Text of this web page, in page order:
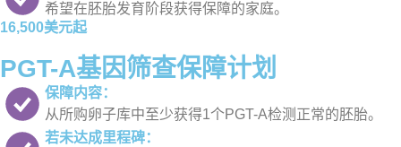
希望在胚胎发育阶段获得保障的家庭。
16,500美元起
PGT-A基因筛查保障计划
保障内容：
从所购卵子库中至少获得1个PGT-A检测正常的胚胎。
若未达成里程碑：